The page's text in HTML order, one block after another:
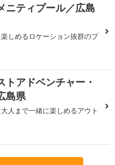
ニティプール／広島
しめるロケーション抜群のプ
トアドベンチャー・
島県
人まで一緒に楽しめるアウト